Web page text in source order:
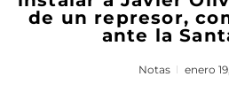
de un represor,
ante la
Notas enero